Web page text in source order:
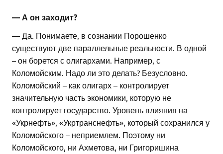
— А он заходит?
— Да. Понимаете, в сознании Порошенко
существуют две параллельные реальности. В одной
– он борется с олигархами. Например, с
Коломойским. Надо ли это делать? Безусловно.
Коломойский – как олигарх – контролирует
значительную часть экономики, которую не
контролирует государство. Уровень влияния на
«Укрнефть», «Укртранснефть», который сохранился у
Коломойского – неприемлем. Поэтому ни
Коломойского, ни Ахметова, ни Григоришина